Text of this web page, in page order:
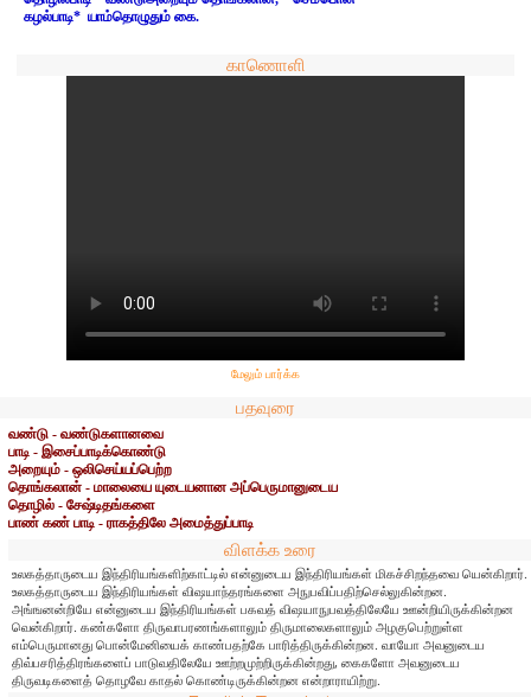
கழல்பாடி* யாம்தொழுதும் கை.
காணொளி
மேலும் பார்க்க
பதவுரை
வண்டு - வண்டுகளானவை
பாடி - இசைப்பாடிக்கொண்டு
அறையும் - ஒலிசெய்யப்பெற்ற
தொங்கலான் - மாலையை யுடையனான அப்பெருமானுடைய
தொழில் - சேஷ்டிதங்களை
பாண் கண் பாடி - ராகத்திலே அமைத்துப்பாடி
விளக்க உரை
உலகத்தாருடைய இந்திரியங்களிற்காட்டில் என்னுடைய இந்திரியங்கள் மிகச்சிறந்தவை யென்கிறார்.
உலகத்தாருடைய இந்திரியங்கள் விஷயாந்தரங்களை அநுபவிப்பதிற்செல்லுகின்றன.
அங்ஙனன்றியே என்னுடைய இந்திரியங்கள் பகவத் விஷயாநுபவத்திலேயே ஊன்றியிருக்கின்றன
வென்கிறார். கண்களோ திருவாபரணங்களாலும் திருமாலைகளாலும் அழகுபெற்றுள்ள
எம்பெருமானது பொன்மேனியைக் காண்பதற்கே பாரித்திருக்கின்றன. வாயோ அவனுடைய
திவ்பசரித்திரங்களைப் பாடுவதிலேயே ஊற்றமுற்றிருக்கின்றது, கைகளோ அவனுடைய
திருவடிகளைத் தொழவே காதல் கொண்டிருக்கின்றன என்றாராயிற்று.